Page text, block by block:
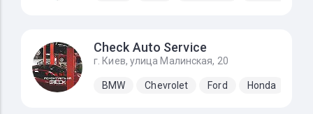
Check Auto Service
г. Киев, улица Малинская, 20
BMW Chevrolet Ford Honda